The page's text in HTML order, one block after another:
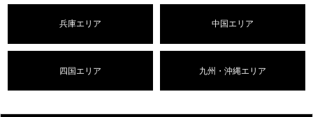
兵庫エリア 中国エリア
四国エリア 九州・沖縄エリア